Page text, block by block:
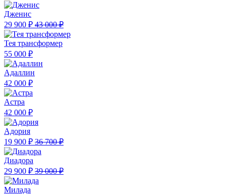
Дженис
29 900 ₽ 43 000 ₽
Тея трансформер
55 000 ₽
Адаллин
42 000 ₽
Астра
42 000 ₽
Адория
19 900 ₽ 36 700 ₽
Диадора
29 900 ₽ 39 000 ₽
Милада